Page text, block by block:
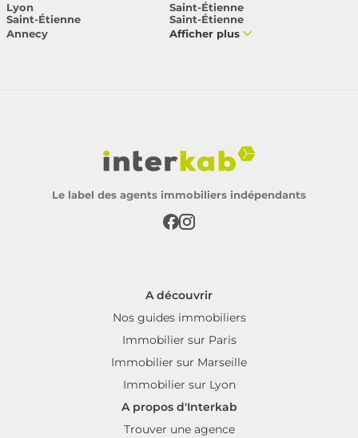
Lyon
Saint-Étienne
Saint-Étienne
Saint-Étienne
Annecy
Afficher plus
Le label des agents immobiliers indépendants
A découvrir
Nos guides immobiliers
Immobilier sur Paris
Immobilier sur Marseille
Immobilier sur Lyon
A propos d'Interkab
Trouver une agence